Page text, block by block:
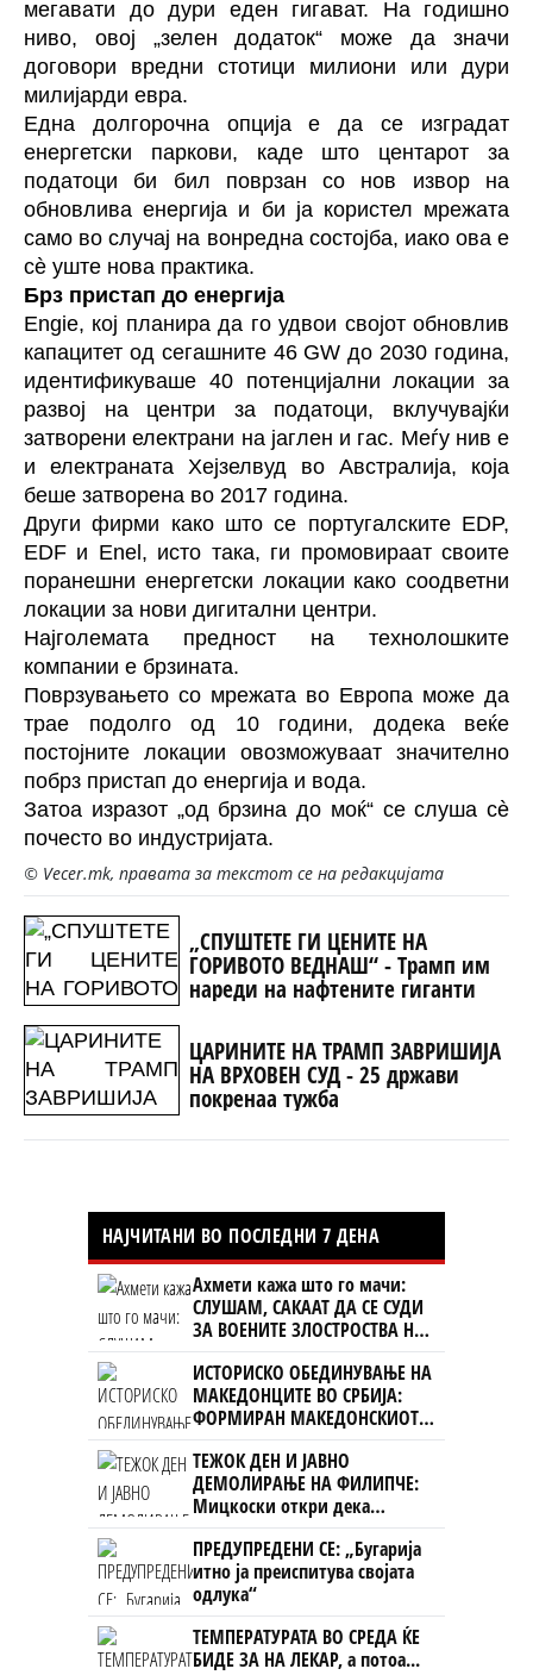
мегавати до дури еден гигават. На годишно
ниво, овој „зелен додаток“ може да значи
договори вредни стотици милиони или дури
милијарди евра.
Една долгорочна опција е да се изградат
енергетски паркови, каде што центарот за
податоци би бил поврзан со нов извор на
обновлива енергија и би ја користел мрежата
само во случај на вонредна состојба, иако ова е
сè уште нова практика.
Брз пристап до енергија
Engie, кој планира да го удвои својот обновлив
капацитет од сегашните 46 GW до 2030 година,
идентификуваше 40 потенцијални локации за
развој на центри за податоци, вклучувајќи
затворени електрани на јаглен и гас. Меѓу нив е
и електраната Хејзелвуд во Австралија, која
беше затворена во 2017 година.
Други фирми како што се португалските EDP,
EDF и Enel, исто така, ги промовираат своите
поранешни енергетски локации како соодветни
локации за нови дигитални центри.
Најголемата предност на технолошките
компании е брзината.
Поврзувањето со мрежата во Европа може да
трае подолго од 10 години, додека веќе
постојните локации овозможуваат значително
побрз пристап до енергија и вода.
Затоа изразот „од брзина до моќ“ се слуша сè
почесто во индустријата.
© Vecer.mk, правата за текстот се на редакцијата
„СПУШТЕТЕ ГИ ЦЕНИТЕ НА
ГОРИВОТО ВЕДНАШ“ - Трамп им
нареди на нафтените гиганти
ЦАРИНИТЕ НА ТРАМП ЗАВРИШИЈА
НА ВРХОВЕН СУД - 25 држави
покренаа тужба
НАЈЧИТАНИ ВО ПОСЛЕДНИ 7 ДЕНА
Ахмети кажа што го мачи:
СЛУШАМ, САКААТ ДА СЕ СУДИ
ЗА ВОЕНИТЕ ЗЛОСТРОСТВА НА
УЧК...
ИСТОРИСКО ОБЕДИНУВАЊЕ НА
МАКЕДОНЦИТЕ ВО СРБИЈА:
ФОРМИРАН МАКЕДОНСКИОТ
НАЦИОНАЛЕН СОЈУЗ
ТЕЖОК ДЕН И ЈАВНО
ДЕМОЛИРАЊЕ НА ФИЛИПЧЕ:
Мицкоски откри дека
човекот појма нема од
ништо, освен за кеш
ПРЕДУПРЕДЕНИ СЕ: „Бугарија
итно ја преиспитува својата
одлука“
ТЕМПЕРАТУРАТА ВО СРЕДА ЌЕ
БИДЕ ЗА НА ЛЕКАР, а потоа...